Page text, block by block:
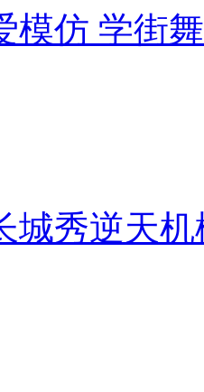
模仿 学街
城秀逆天机